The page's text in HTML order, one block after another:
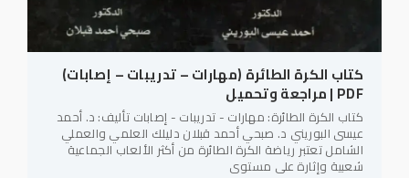
كتاب الكرة الطائرة (مهارات – تدريبات – إصابات)
PDF | مراجعة وتحميل
كتاب الكرة الطائرة: مهارات - تدريبات - إصابات تأليف: د. أحمد
عيسى البوريني د. صبحي أحمد قبلان دليلك العلمي والعملي
الشامل تعتبر رياضة الكرة الطائرة من أكثر الألعاب الجماعية
شعبية وإثارة على مستوى